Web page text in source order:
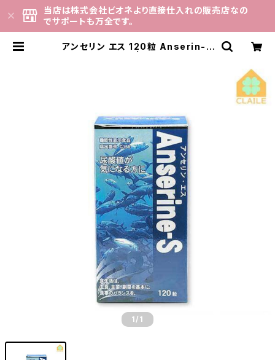
当店は株式会社ビオネより直接仕入れの販売店なの
でサポートも万全です。
アンセリン エス 120粒 Anserin-S
1 /1